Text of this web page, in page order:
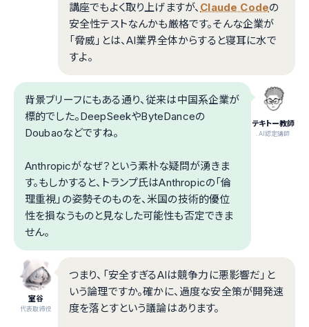
講座でもよく取り上げますが、 Claude Codeの
安全性テストなんかも厳格です。そんな企業が
「脅威」とは、AI業界全体からすると寝耳に水で
すよ。
テキトー教師
.AI認定講師
背景ブリーフにもある通り、従来は中国系企業が
標的でした。DeepSeekやByteDanceの
Doubaoなどですね。
Anthropicがなぜ？という素朴な疑問が湧きま
す。もしかすると、トランプ氏はAnthropicの「倫
理重視」の姿勢そのものを、米国の技術的優位
性を損なうものと見なした可能性も否定できま
せん。
室谷
代表取締役
つまり、「安全すぎるAIは競争力に悪影響だ」と
いう論理ですか。確かに、過度な安全策が開発速
度を落とすという議論はあります。